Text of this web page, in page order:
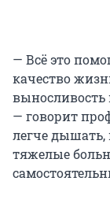
— Всё это
качество
выносливость
— говорит
легче дышать,
тяжелые